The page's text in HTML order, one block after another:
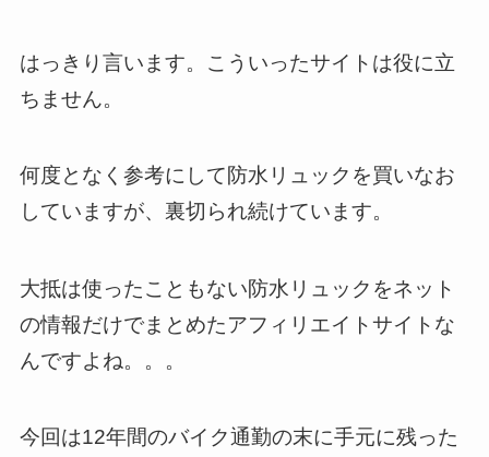
はっきり言います。こういったサイトは役に立
ちません。
何度となく参考にして防水リュックを買いなお
していますが、裏切られ続けています。
大抵は使ったこともない防水リュックをネット
の情報だけでまとめたアフィリエイトサイトな
んですよね。。。
今回は12年間のバイク通勤の末に手元に残った